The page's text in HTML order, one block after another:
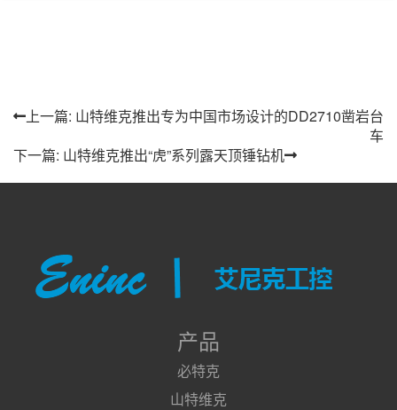
上一篇: 山特维克推出专为中国市场设计的DD2710凿岩台
车
下一篇: 山特维克推出“虎”系列露天顶锤钻机
产品
必特克
山特维克